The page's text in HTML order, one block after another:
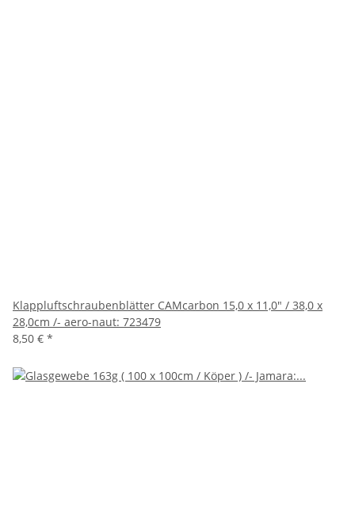
Klappluftschraubenblätter CAMcarbon 15,0 x 11,0" / 38,0 x
28,0cm /- aero-naut: 723479
8,50 € *